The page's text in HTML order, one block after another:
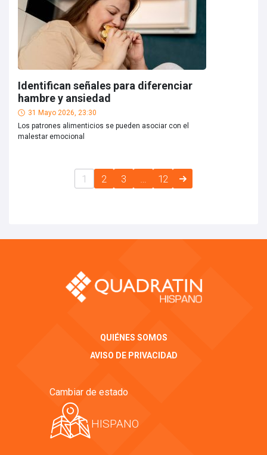
Identifican señales para diferenciar
hambre y ansiedad
31 Mayo 2026, 23:30
Los patrones alimenticios se pueden asociar con el
malestar emocional
1 2 3 12
QUIÉNES SOMOS
AVISO DE PRIVACIDAD
Cambiar de estado
HISPANO